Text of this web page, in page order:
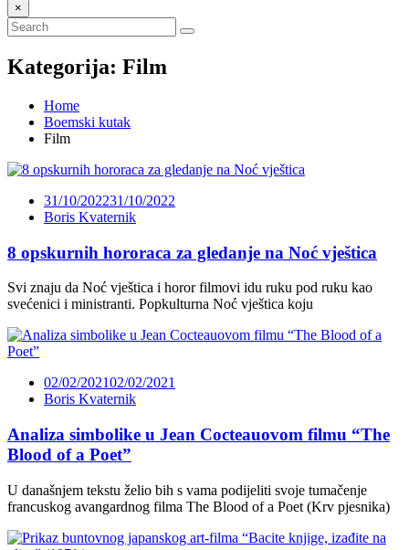
×
Kategorija: Film
Home
Boemski kutak
Film
31/10/202231/10/2022
Boris Kvaternik
8 opskurnih hororaca za gledanje na Noć vještica
Svi znaju da Noć vještica i horor filmovi idu ruku pod ruku kao
svećenici i ministranti. Popkulturna Noć vještica koju
02/02/202102/02/2021
Boris Kvaternik
Analiza simbolike u Jean Cocteauovom filmu “The
Blood of a Poet”
U današnjem tekstu želio bih s vama podijeliti svoje tumačenje
francuskog avangardnog filma The Blood of a Poet (Krv pjesnika)